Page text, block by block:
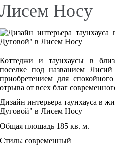
Лисем Носу
Коттеджи и таунхаусы в
поселке под названием
приобретением для
отрыва от всех благ
Дизайн интерьера таунхауса в
Дуговой" в Лисем Носу
Общая площадь 185 кв. м.
Стиль: современный